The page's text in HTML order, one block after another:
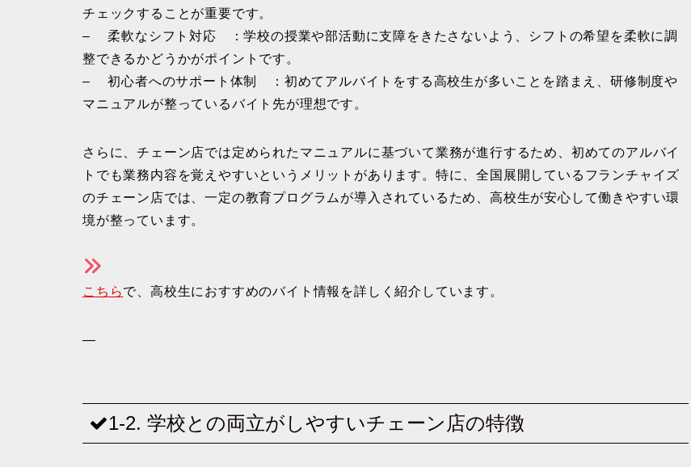
チェックすることが重要です。
– 柔軟なシフト対応 ：学校の授業や部活動に支障をきたさないよう、シフトの希望を柔軟に調
整できるかどうかがポイントです。
– 初心者へのサポート体制 ：初めてアルバイトをする高校生が多いことを踏まえ、研修制度や
マニュアルが整っているバイト先が理想です。
さらに、チェーン店では定められたマニュアルに基づいて業務が進行するため、初めてのアルバイ
トでも業務内容を覚えやすいというメリットがあります。特に、全国展開しているフランチャイズ
のチェーン店では、一定の教育プログラムが導入されているため、高校生が安心して働きやすい環
境が整っています。
こちらで、高校生におすすめのバイト情報を詳しく紹介しています。
—
1-2. 学校との両立がしやすいチェーン店の特徴